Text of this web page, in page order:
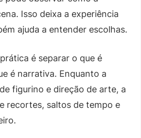
Isso deixa a experiência
ajuda a entender escolhas.
é separar o que é
é narrativa. Enquanto a
figurino e direção de arte, a
recortes, saltos de tempo e